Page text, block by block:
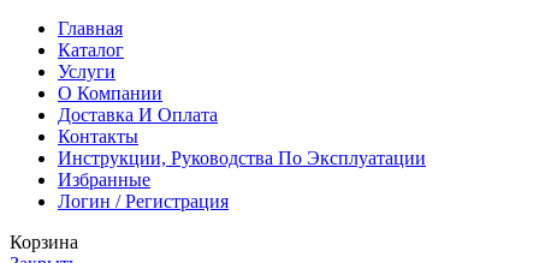
Главная
Каталог
Услуги
О Компании
Доставка И Оплата
Контакты
Инструкции, Руководства По Эксплуатации
Избранные
Логин / Регистрация
Корзина